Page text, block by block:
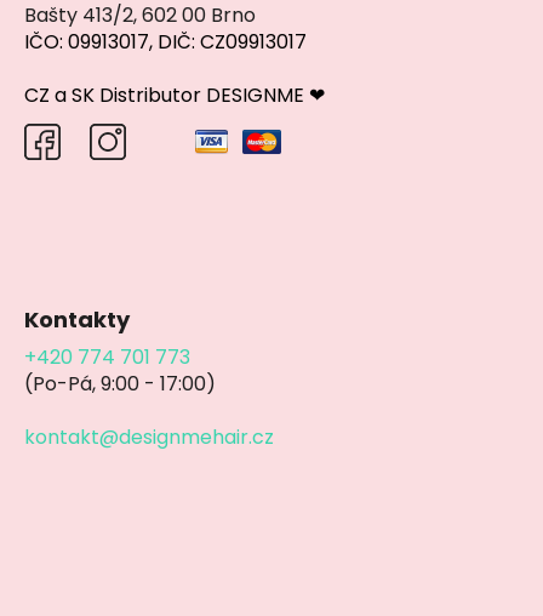
Bašty 413/2, 602 00 Brno
IČO: 09913017, DIČ: CZ09913017
CZ a SK Distributor DESIGNME ❤
Kontakty
+420 774 701 773
(Po-Pá, 9:00 - 17:00)
kontakt@designmehair.cz